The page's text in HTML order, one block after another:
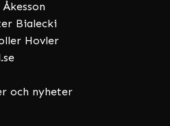
Bialecki
Hovler
och nyheter